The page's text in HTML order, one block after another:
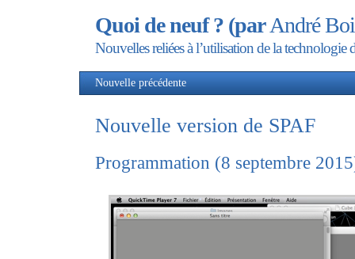
Quoi de neuf ? (parAndré
Nouvelles reliées à l’utilisation de la technologie
Nouvelle précédente
Nouvelle version de SPAF
Programmation (8 septembre